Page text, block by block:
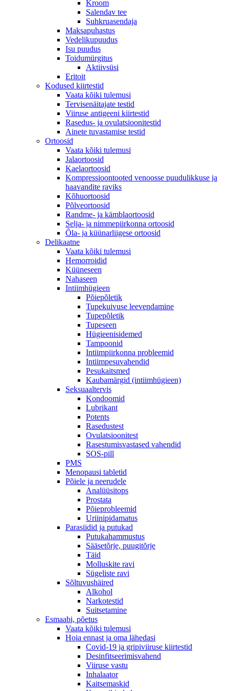
Kroom
Salendav tee
Suhkruasendaja
Maksapuhastus
Vedelikupuudus
Isu puudus
Toidumürgitus
Aktiivsüsi
Eritoit
Kodused kiirtestid
Vaata kõiki tulemusi
Tervisenäitajate testid
Viiruse antigeeni kiirtestid
Rasedus- ja ovulatsioonitestid
Ainete tuvastamise testid
Ortoosid
Vaata kõiki tulemusi
Jalaortoosid
Kaelaortoosid
Kompressioontooted venoosse puudulikkuse ja
haavandite raviks
Kõhuortoosid
Põlveortoosid
Randme- ja kämblaortoosid
Selja- ja nimmepiirkonna ortoosid
Õla- ja küünarliigese ortoosid
Delikaatne
Vaata kõiki tulemusi
Hemorroidid
Küüneseen
Nahaseen
Intiimhügieen
Põiepõletik
Tupekuivuse leevendamine
Tupepõletik
Tupeseen
Hügieenisidemed
Tampoonid
Intiimpiirkonna probleemid
Intiimpesuvahendid
Pesukaitsmed
Kaubamärgid (intiimhügieen)
Seksuaaltervis
Kondoomid
Lubrikant
Potents
Rasedustest
Ovulatsioonitest
Rasestumisvastased vahendid
SOS-pill
PMS
Menopausi tabletid
Põiele ja neerudele
Analüüsitops
Prostata
Põieprobleemid
Uriinipidamatus
Parasiidid ja putukad
Putukahammustus
Sääsetõrje, puugitõrje
Täid
Molluskite ravi
Sügeliste ravi
Sõltuvushäired
Alkohol
Narkotestid
Suitsetamine
Esmaabi, põetus
Vaata kõiki tulemusi
Hoia ennast ja oma lähedasi
Covid-19 ja gripiviiruse kiirtestid
Desinfitseerimisvahend
Viiruse vastu
Inhalaator
Kaitsemaskid